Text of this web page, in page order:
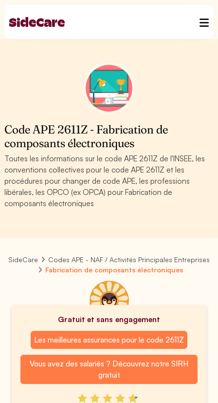
Code APE 2611Z - Fabrication de
composants électroniques
Toutes les informations sur le code APE 2611Z de l'INSEE, les
conventions collectives pour le code APE 2611Z et les
procédures pour changer de code APE, les professions
libérales, les OPCO (ex OPCA) pour Fabrication de
composants électroniques
SideCare
Codes APE - NAF / Activités Principales Entreprises
Fabrication de composants électroniques
Gratuit et sans engagement
Les meilleures assurances pour le code 2611Z
Vous avez des salariés ? Découvrez notre SIRH
gratuit